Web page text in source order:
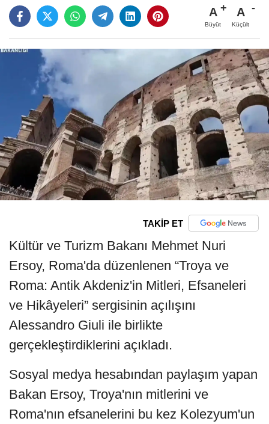
A
Büyüt
A
Küçült
TAKİP ET
Kültür ve Turizm Bakanı Mehmet Nuri
Ersoy, Roma'da düzenlenen “Troya ve
Roma: Antik Akdeniz'in Mitleri, Efsaneleri
ve Hikâyeleri” sergisinin açılışını
Alessandro Giuli ile birlikte
gerçekleştirdiklerini açıkladı.
Sosyal medya hesabından paylaşım yapan
Bakan Ersoy, Troya'nın mitlerini ve
Roma'nın efsanelerini bu kez Kolezyum'un